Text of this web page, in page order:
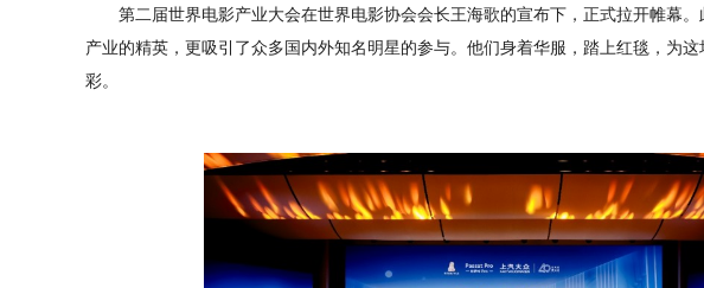
第二届世界电影产业大会在世界电影协会会长王海歌的宣布下，正式拉开帷幕
产业的精英，更吸引了众多国内外知名明星的参与。他们身着华服，踏上红毯，为
彩。